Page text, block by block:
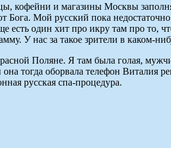
кофейни и магазины Москвы
Бога. Мой русский пока
один хит про икру там про то,
У нас за такое зрители в каком-
Поляне. Я там была голая,
тогда оборвала телефон Виталия
русская спа-процедура.